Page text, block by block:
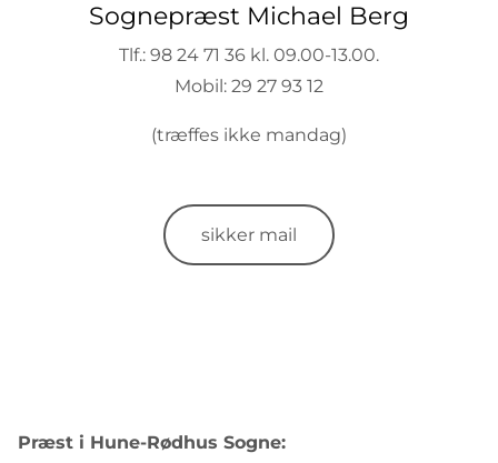
Sognepræst Michael Berg
Tlf.: 98 24 71 36 kl. 09.00-13.00.
Mobil: 29 27 93 12
(træffes ikke mandag)
sikker mail
Præst i Hune-Rødhus Sogne: